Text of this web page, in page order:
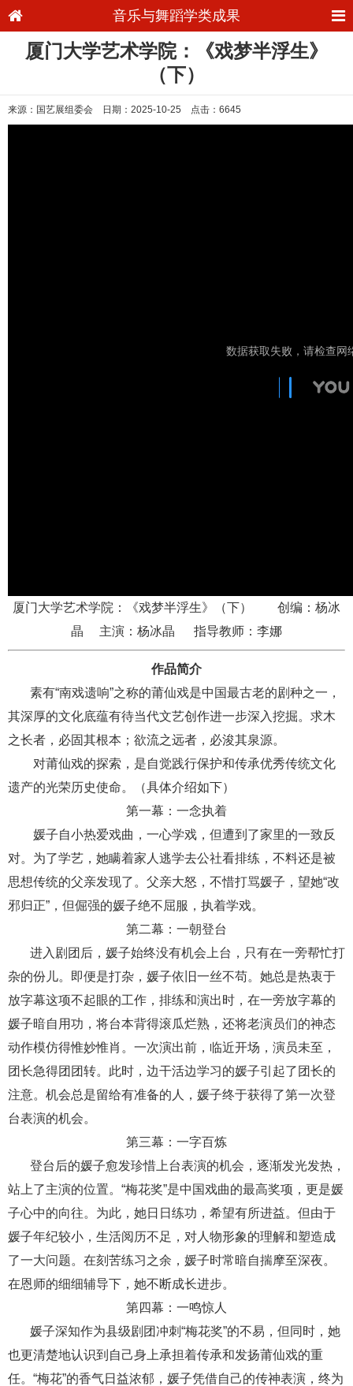
厦门大学艺术学院：《戏梦半浮生》
（下）
来源：国艺展组委会 日期：2025-10-25 点击：6645
厦门大学艺术学院：《戏梦半浮生》（下） 创编：杨冰
晶 主演：杨冰晶 指导教师：李娜
作品简介
素有“南戏遗响”之称的莆仙戏是中国最古老的剧种之一，
其深厚的文化底蕴有待当代文艺创作进一步深入挖掘。求木
之长者，必固其根本；欲流之远者，必浚其泉源。
对莆仙戏的探索，是自觉践行保护和传承优秀传统文化
遗产的光荣历史使命。（具体介绍如下）
第一幕：一念执着
媛子自小热爱戏曲，一心学戏，但遭到了家里的一致反
对。为了学艺，她瞒着家人逃学去公社看排练，不料还是被
思想传统的父亲发现了。父亲大怒，不惜打骂媛子，望她“改
邪归正”，但倔强的媛子绝不屈服，执着学戏。
第二幕：一朝登台
进入剧团后，媛子始终没有机会上台，只有在一旁帮忙打
杂的份儿。即便是打杂，媛子依旧一丝不苟。她总是热衷于
放字幕这项不起眼的工作，排练和演出时，在一旁放字幕的
媛子暗自用功，将台本背得滚瓜烂熟，还将老演员们的神态
动作模仿得惟妙惟肖。一次演出前，临近开场，演员未至，
团长急得团团转。此时，边干活边学习的媛子引起了团长的
注意。机会总是留给有准备的人，媛子终于获得了第一次登
台表演的机会。
第三幕：一字百炼
登台后的媛子愈发珍惜上台表演的机会，逐渐发光发热，
站上了主演的位置。“梅花奖”是中国戏曲的最高奖项，更是媛
子心中的向往。为此，她日日练功，希望有所进益。但由于
媛子年纪较小，生活阅历不足，对人物形象的理解和塑造成
了一大问题。在刻苦练习之余，媛子时常暗自揣摩至深夜。
在恩师的细细辅导下，她不断成长进步。
第四幕：一鸣惊人
媛子深知作为县级剧团冲刺“梅花奖”的不易，但同时，她
也更清楚地认识到自己身上承担着传承和发扬莆仙戏的重
任。“梅花”的香气日益浓郁，媛子凭借自己的传神表演，终为
音乐与舞蹈学类成果